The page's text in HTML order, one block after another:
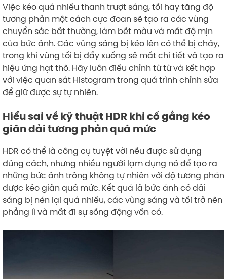
Việc kéo quá nhiều thanh trượt sáng, tối hay tăng độ
tương phản một cách cực đoan sẽ tạo ra các vùng
chuyển sắc bất thường, làm bết màu và mất độ mịn
của bức ảnh. Các vùng sáng bị kéo lên có thể bị cháy,
trong khi vùng tối bị đẩy xuống sẽ mất chi tiết và tạo ra
hiệu ứng hạt thô. Hãy luôn điều chỉnh từ từ và kết hợp
với việc quan sát Histogram trong quá trình chỉnh sửa
để giữ được sự tự nhiên.
Hiểu sai về kỹ thuật HDR khi cố gắng kéo
giãn dải tương phản quá mức
HDR có thể là công cụ tuyệt vời nếu được sử dụng
đúng cách, nhưng nhiều người lạm dụng nó để tạo ra
những bức ảnh trông không tự nhiên với độ tương phản
được kéo giãn quá mức. Kết quả là bức ảnh có dải
sáng bị nén lại quá nhiều, các vùng sáng và tối trở nên
phẳng lì và mất đi sự sống động vốn có.